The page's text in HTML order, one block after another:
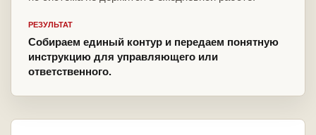
РЕЗУЛЬТАТ
Собираем единый контур и передаем понятную
инструкцию для управляющего или
ответственного.